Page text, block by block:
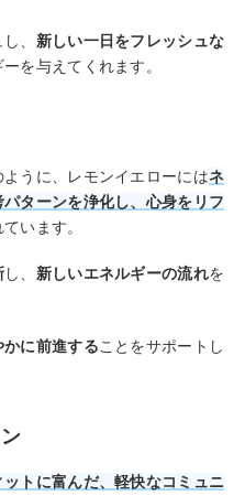
、 新しい一日をフレッシュな
を与えてくれます。
うに、レモンイエローにはネ
ターンを浄化し、心身をリフ
います。
し、 新しいエネルギーの流れを
に前進することをサポートし
ットに富んだ、軽快なコミュニ